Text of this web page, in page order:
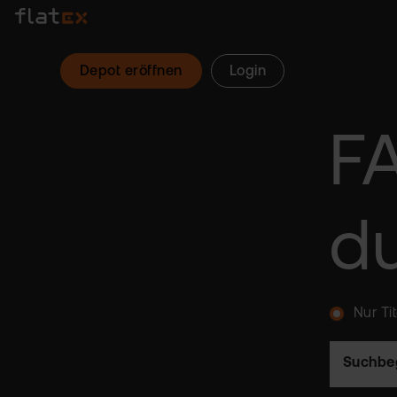
Depot eröffnen Login
Nur